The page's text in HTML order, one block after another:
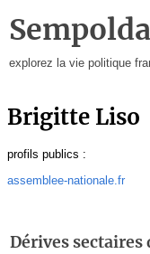
Sempolda
explorez la vie politique
Brigitte Liso
profils publics :
assemblee-nationale.fr
Dérives sectaires